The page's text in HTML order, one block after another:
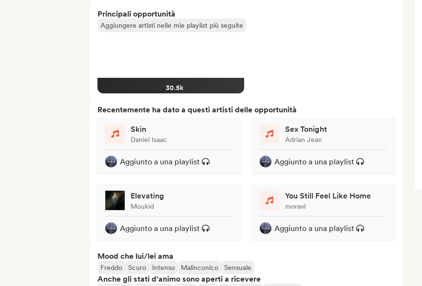
Principali opportunità
Aggiungere artisti nelle mie playlist più seguite
30.5k
Recentemente ha dato a questi artisti delle opportunità
Skin
Daniel Isaac
Aggiunto a una playlist
Sex Tonight
Adrian Jean
Aggiunto a una playlist
Elevating
Moulod
Aggiunto a una playlist
You Still Feel Like Home
moravi
Aggiunto a una playlist
Mood che lui/lei ama
Freddo Scuro Intenso Malinconico Sensuale
Anche gli stati d'animo sono aperti a ricevere